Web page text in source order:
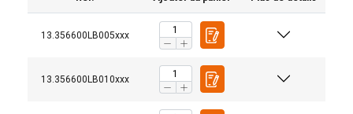
13.356600LB005xxx
13.356600LB010xxx